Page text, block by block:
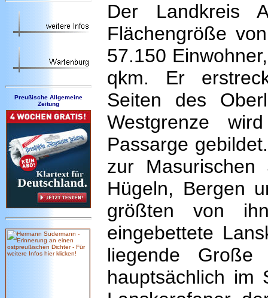
Preußische Allgemeine
Zeitung
Der Landkreis
Flächengröße
57.150
qkm. Er
Seiten des
Westgrenze
Passarge
zur
Hügeln, Bergen
größten von
eingebettete
liegende Große
hauptsächlich im